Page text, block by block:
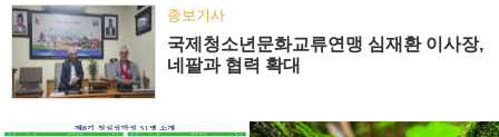
종보기사
국제청소년문화교류연맹 심재환 이사장,
네팔과 협력 확대